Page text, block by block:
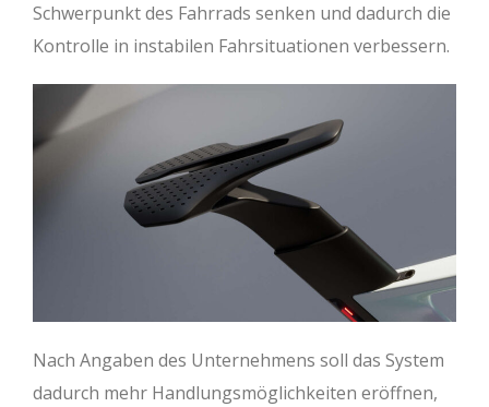
Schwerpunkt des Fahrrads senken und dadurch die
Kontrolle in instabilen Fahrsituationen verbessern.
Nach Angaben des Unternehmens soll das System
dadurch mehr Handlungsmöglichkeiten eröffnen,